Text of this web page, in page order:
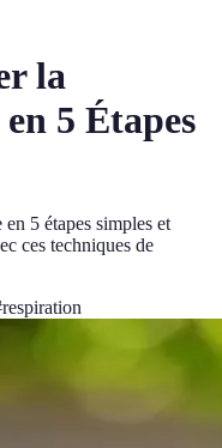
la
5 Étapes
5 étapes simples et
ces techniques de
respiration